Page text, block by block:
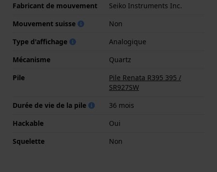
Fabricant de mouvement
Seiko Instruments Inc.
Mouvement suisse
Non
Type d'affichage
Analogique
Mécanisme
Quartz
Pile
Pile Renata R395 395 /
SR927SW
Durée de vie de la pile
36 mois
Hackable
Oui
Squelette
Non